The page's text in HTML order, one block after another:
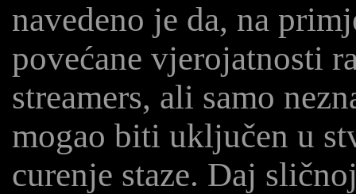
navedeno je da, na
povećane vjerojatnosti
streamers, ali samo
mogao biti uključen u
curenje staze. Daj